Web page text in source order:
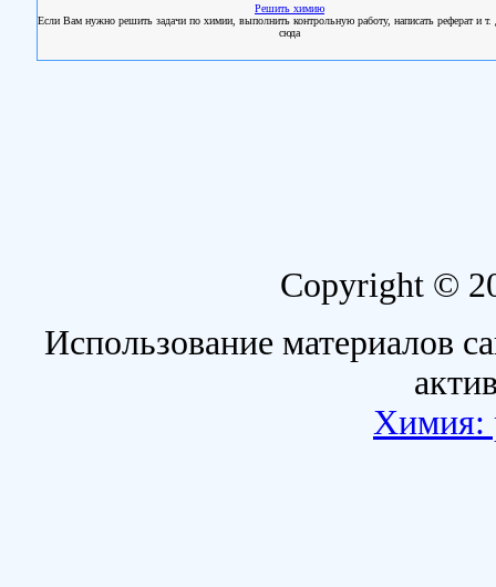
Решить химию
Если Вам нужно решить задачи по химии, выполнить контрольную работу, написать реферат и
сюда
Copyright ©
Использование материалов
Химия: